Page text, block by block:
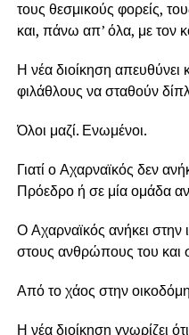
τους θεσμικούς φορείς,
και, πάνω απ’ όλα, με τον
Η νέα διοίκηση
φιλάθλους να σταθούν
Όλοι μαζί. Ενωμένοι.
Γιατί ο Αχαρναϊκός δεν
Πρόεδρο ή σε μία ομάδα
Ο Αχαρναϊκός ανήκει στην
στους ανθρώπους του και
Από το χάος στην
Η νέα διοίκηση γνωρίζει